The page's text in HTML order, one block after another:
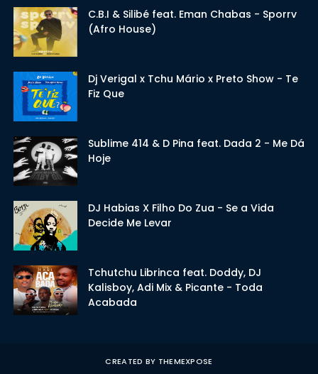
C.B.I & Silibé feat. Eman Chabas - Sporrv
(Afro House)
Dj Verigal x Tchu Mário x Preto Show - Te
Fiz Que
Sublime 414 & D Pina feat. Dada 2 - Me Dá
Hoje
DJ Habias X Filho Do Zua - Se a Vida
Decide Me Levar
Tchutchu Librinca feat. Doddy, DJ
Kalisboy, Adi Mix & Picante - Toda
Acabada
CREATED BY THEMEXPOSE